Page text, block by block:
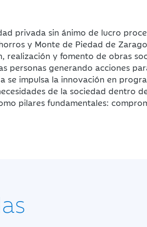
privada sin ánimo de lucro
y Monte de Piedad de
realización y fomento de obras
personas generando acciones
se impulsa la innovación en
de la sociedad dentro
pilares fundamentales: